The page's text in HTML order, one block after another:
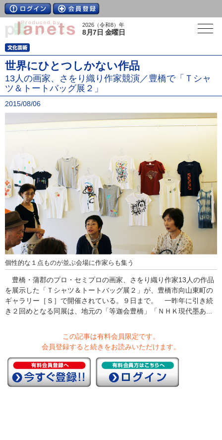
2026（令和8）年
8月7日 金曜日
世界にひとつしかない作品
13人の画家、さをり織り作家競演／豊橋で「Ｔシャ
ツ＆トートバッグ展２」
2015/08/06
個性的な１点ものが並ぶ会場に作家らも集う
豊橋・蒲郡のプロ・セミプロの画家、さをり織り作家13人の作品
を展示した「Ｔシャツ＆トートバッグ展２」が、豊橋市向山東町の
ギャラリー［Ｓ］で開催されている。９日まで。 一昨年に引き続
き２回めとなる同展は、地元の「等迦会豊橋」「ＮＨＫ現代墨あ...
この記事は有料会員限定です。
会員登録すると続きをお読みいただけます。